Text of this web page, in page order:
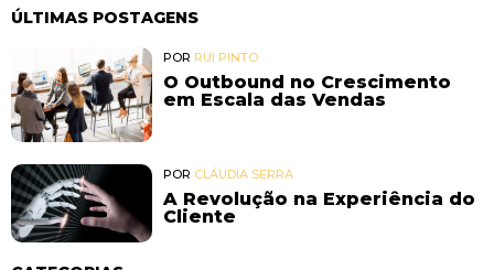
ÚLTIMAS POSTAGENS
POR RUI PINTO
O Outbound no Crescimento
em Escala das Vendas
POR CLÁUDIA SERRA
A Revolução na Experiência do
Cliente